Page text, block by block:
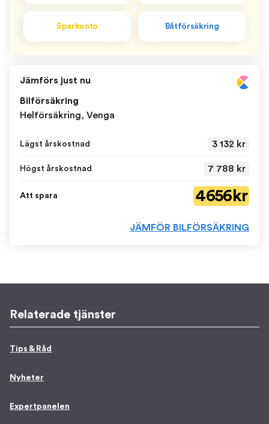
Sparkonto Båtförsäkring
Jämförs just nu
Bilförsäkring
Helförsäkring, Venga
Lägst årskostnad 3 132 kr
Högst årskostnad 7 788 kr
Att spara 4 656 kr
JÄMFÖR BILFÖRSÄKRING
Relaterade tjänster
Tips & Råd
Nyheter
Expertpanelen